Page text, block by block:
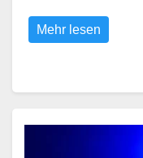
Mehr lesen